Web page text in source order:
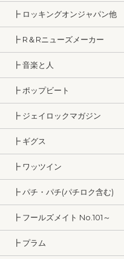
┣ ロッキングオンジャパン他
┣ R＆Rニューズメーカー
┣ 音楽と人
┣ ポップビート
┣ ジェイロックマガジン
┣ ギグス
┣ ワッツイン
┣ パチ・パチ(パチロク含む)
┣ フールズメイト No.101～
┣ プラム